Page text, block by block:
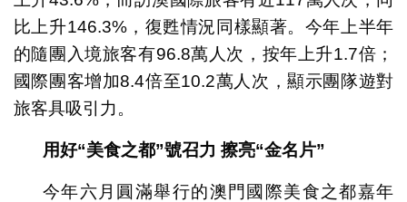
比上升146.3%，復甦情況同樣顯著。今年上半年
的隨團入境旅客有96.8萬人次，按年上升1.7倍；
國際團客增加8.4倍至10.2萬人次，顯示團隊遊對
旅客具吸引力。
用好“美食之都”號召力 擦亮“金名片”
今年六月圓滿舉行的澳門國際美食之都嘉年